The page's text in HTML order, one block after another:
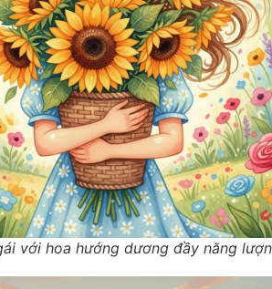
với hoa hướng dương đầy năng